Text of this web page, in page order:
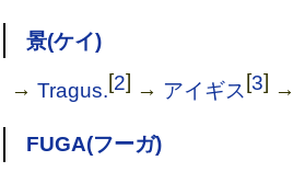
景(ケイ)
→Tragus.[2] → アイギス [3] →
FUGA(フーガ)